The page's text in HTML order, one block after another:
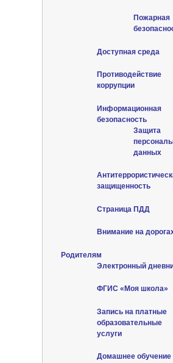
Пожарная
Доступная среда
Противодействие
коррупции
Информационная
безопасность
Защита
данных
защищенность
Страница ПДД
Внимание на
Родителям
Электронный
ФГИС «Моя школа»
Запись на платные
образовательные
услуги
Домашнее обучение